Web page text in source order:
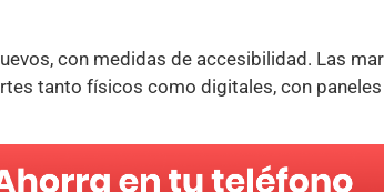
con medidas de accesibilidad. Las
tanto físicos como digitales, con